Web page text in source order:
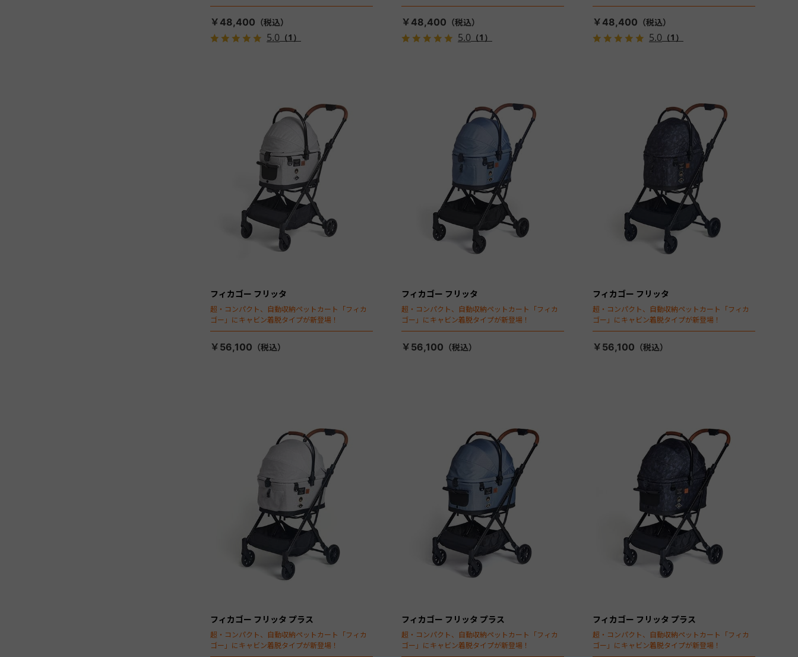
ディング」搭載
￥48,400
5.0 （1）
ディング」搭載
￥48,400
5.0（1）
ディング」搭載
￥48,400
5.0（1）
フィカゴー フリッタ
超・コンパクト、自動収納ペットカート「フィカ
ゴー」にキャビン着脱タイプが新登場！
￥56,100
フィカゴー フリッタ
超・コンパクト、自動収納ペットカート「フィカ
ゴー」にキャビン着脱タイプが新登場！
￥56,100
フィカゴー フリッタ
超・コンパクト、自動収納ペットカート「フィカ
ゴー」にキャビン着脱タイプが新登場！
￥56,100
フィカゴー フリッタ プラス
超・コンパクト、自動収納ペットカート「フィカ
ゴー」にキャビン着脱タイプが新登場！
フィカゴー フリッタ プラス
超・コンパクト、自動収納ペットカート「フィカ
ゴー」にキャビン着脱タイプが新登場！
フィカゴー フリッタ プラス
超・コンパクト、自動収納ペットカート「フィカ
ゴー」にキャビン着脱タイプが新登場！